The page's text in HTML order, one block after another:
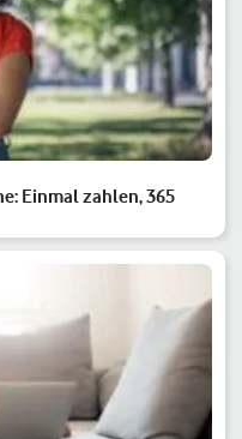
Einmal zahlen, 365